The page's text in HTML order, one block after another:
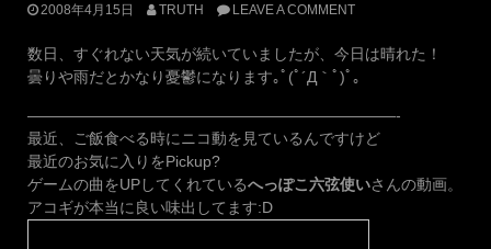
2008年4月15日 TRUTH LEAVE A COMMENT
数日、すぐれない天気が続いていましたが、今日は晴れた！
曇りや雨だとかなり憂鬱になります｡ﾟ(ﾟ´Д｀ﾟ)ﾟ｡
————————————————————————-
最近、ご飯食べる時にニコ動を見ているんですけど
最近のお気に入りをPickup?
ゲームの曲をUPしてくれているへっぽこ六弦使いさんの動画。
アコギが本当に良い味出してます:D